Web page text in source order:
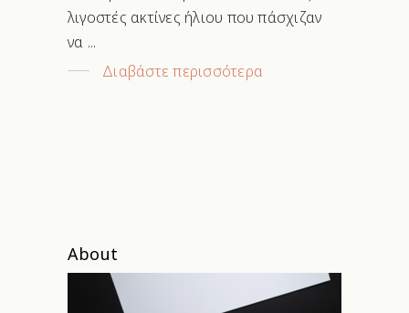
λιγοστές ακτίνες ήλιου που πάσχιζαν
να
Διαβάστε περισσότερα
About